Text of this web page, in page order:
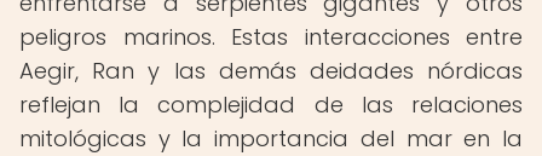
peligros marinos. Estas interacciones entre
Aegir, Ran y las demás deidades nórdicas
reflejan la complejidad de las relaciones
mitológicas y la importancia del mar en la